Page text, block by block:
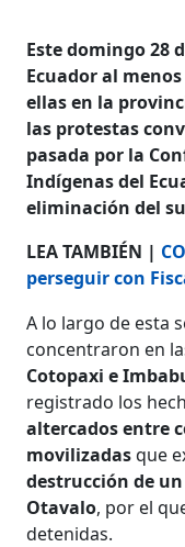
Este domingo 28
Ecuador al
ellas en la
las protestas
pasada por la
Indígenas del
eliminación del
LEA TAMBIÉN |
perseguir con
A lo largo de esta
concentraron en
Cotopaxi e
registrado los
altercados entre
movilizadasque
destrucción de
Otavalo, por el
detenidas.